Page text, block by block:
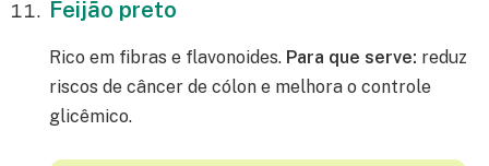
Feijão preto
Rico em fibras e flavonoides. Para que serve: reduz
riscos de câncer de cólon e melhora o controle
glicêmico.